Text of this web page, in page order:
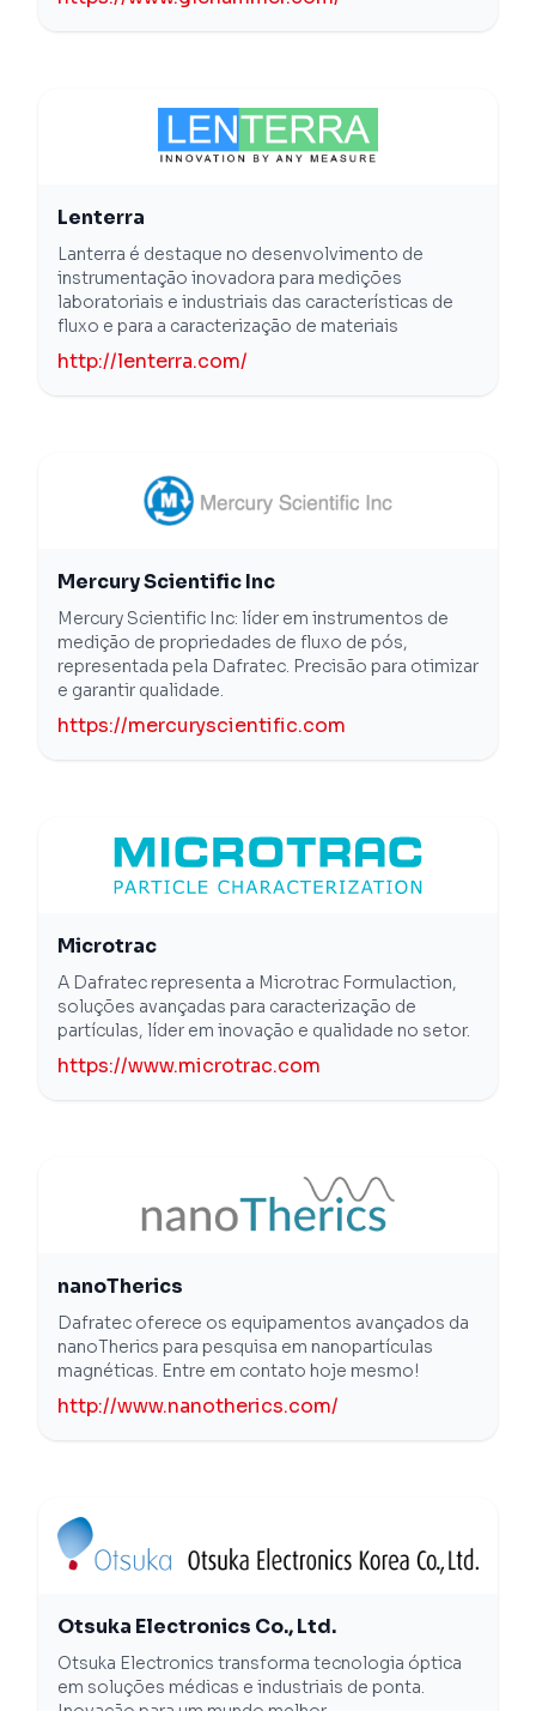
Lenterra
Lanterra é destaque no desenvolvimento de
instrumentação inovadora para medições
laboratoriais e industriais das características de
fluxo e para a caracterização de materiais
http://lenterra.com/
Mercury Scientific Inc
Mercury Scientific Inc: líder em instrumentos de
medição de propriedades de fluxo de pós,
representada pela Dafratec. Precisão para otimizar
e garantir qualidade.
https://mercuryscientific.com
Microtrac
A Dafratec representa a Microtrac Formulaction,
soluções avançadas para caracterização de
partículas, líder em inovação e qualidade no setor.
https://www.microtrac.com
nanoTherics
Dafratec oferece os equipamentos avançados da
nanoTherics para pesquisa em nanopartículas
magnéticas. Entre em contato hoje mesmo!
http://www.nanotherics.com/
Otsuka Electronics Co., Ltd.
Otsuka Electronics transforma tecnologia óptica
em soluções médicas e industriais de ponta.